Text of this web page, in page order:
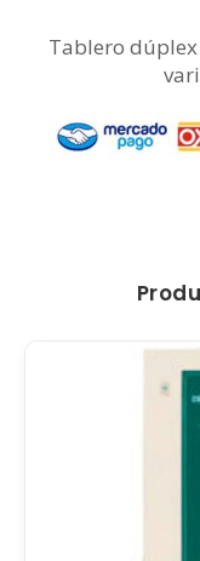
Tablero